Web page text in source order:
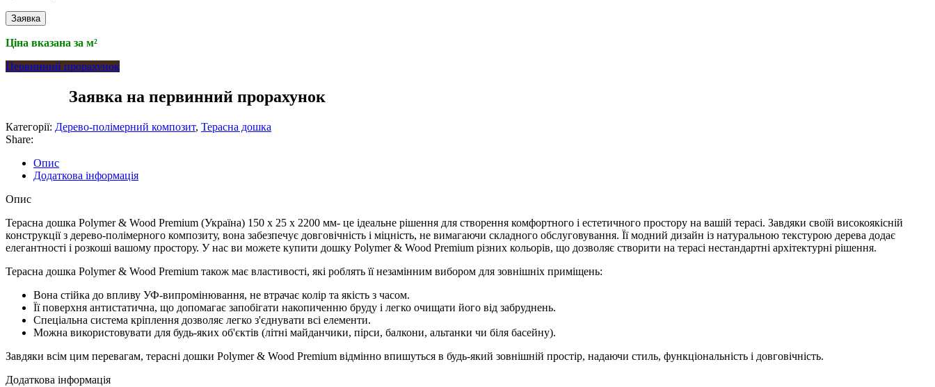
Заявка
Ціна вказана за м²
Первинний прорахунок
Заявка на первинний прорахунок
Категорії: Дерево-полімерний композит, Терасна дошка
Share:
Опис
Додаткова інформація
Опис
Терасна дошка Polymer & Wood Premium (Україна) 150 х 25 х 2200 мм- це ідеальне рішення для створення комфортного і естетичного простору на вашій терасі. Завдяки своїй високоякісній
конструкції з дерево-полімерного композиту, вона забезпечує довговічність і міцність, не вимагаючи складного обслуговування. Її модний дизайн із натуральною текстурою дерева додає
елегантності і розкоші вашому простору. У нас ви можете купити дошку Polymer & Wood Premium різних кольорів, що дозволяє створити на терасі нестандартні архітектурні рішення.
Терасна дошка Polymer & Wood Premium також має властивості, які роблять її незамінним вибором для зовнішніх приміщень:
Вона стійка до впливу УФ-випромінювання, не втрачає колір та якість з часом.
Її поверхня антистатична, що допомагає запобігати накопиченню бруду і легко очищати його від забруднень.
Спеціальна система кріплення дозволяє легко з'єднувати всі елементи.
Можна використовувати для будь-яких об'єктів (літні майданчики, пірси, балкони, альтанки чи біля басейну).
Завдяки всім цим перевагам, терасні дошки Polymer & Wood Premium відмінно впишуться в будь-який зовнішній простір, надаючи стиль, функціональність і довговічність.
Додаткова інформація